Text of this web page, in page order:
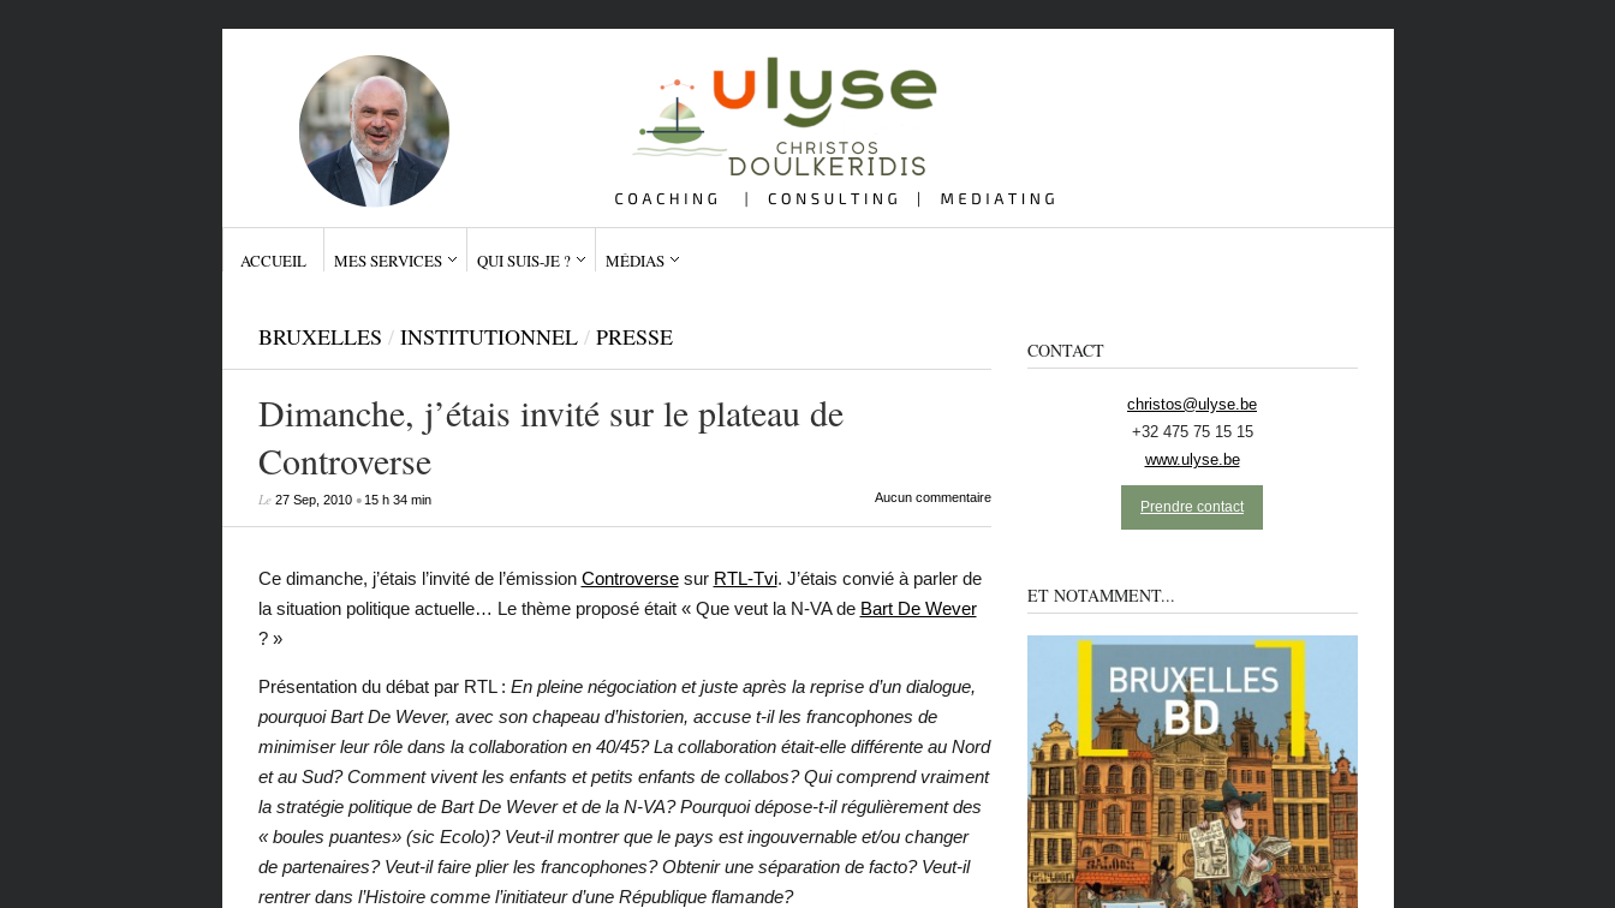
ECOLO
ACCUEIL MES SERVICES QUI SUIS-JE ? MÉDIAS
BRUXELLES / INSTITUTIONNEL / PRESSE
Dimanche, j’étais invité sur le plateau de
Controverse
Le 27 Sep, 2010• 15 h 34 min Aucun commentaire
Ce dimanche, j’étais l’invité de l’émission Controversesur RTL-Tvi. J’étais convié à parler de
la situation politique actuelle… Le thème proposé était « Que veut la N-VA de Bart De Wever
? »
Présentation du débat par RTL : En pleine négociation et juste après la reprise d’un dialogue,
pourquoi Bart De Wever, avec son chapeau d’historien, accuse t-il les francophones de
minimiser leur rôle dans la collaboration en 40/45? La collaboration était-elle différente au Nord
et au Sud? Comment vivent les enfants et petits enfants de collabos? Qui comprend vraiment
la stratégie politique de Bart De Wever et de la N-VA? Pourquoi dépose-t-il régulièrement des
« boules puantes» (sic Ecolo)? Veut-il montrer que le pays est ingouvernable et/ou changer
de partenaires? Veut-il faire plier les francophones? Obtenir une séparation de facto? Veut-il
rentrer dans l’Histoire comme l’initiateur d’une République flamande?
CONTACT
christos@ulyse.be
+32 475 75 15 15
www.ulyse.be
Prendre contact
ET NOTAMMENT...